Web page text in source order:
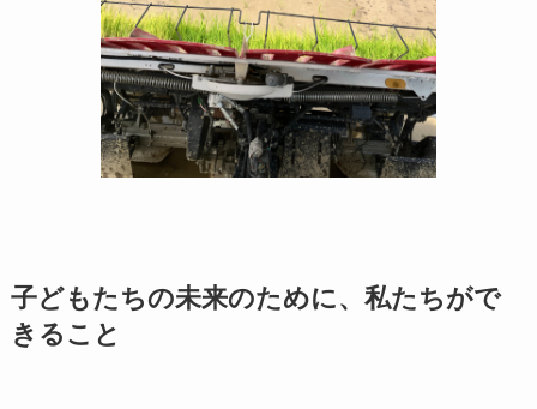
子どもたちの未来のために、私たちがで
きること